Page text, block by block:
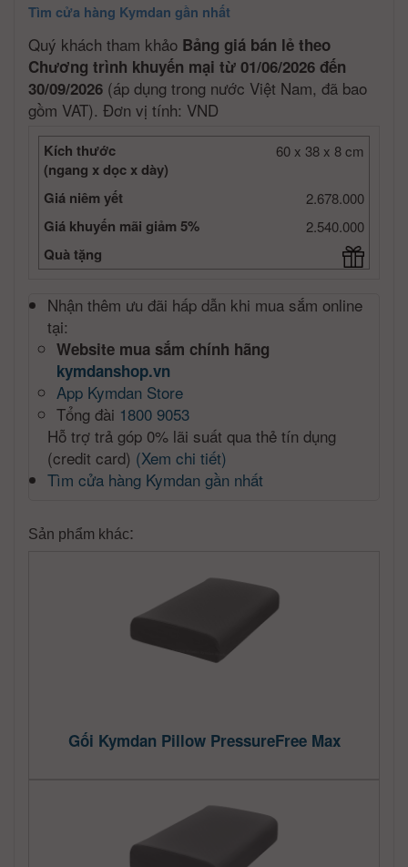
Tìm cửa hàng Kymdan gần nhất
Quý khách tham khảo Bảng giá bán lẻ theo
Chương trình khuyến mại từ 01/06/2026 đến
30/09/2026 (áp dụng trong nước Việt Nam, đã bao
gồm VAT). Đơn vị tính: VND
60 x 38 x 8 cm
Kích thước
(ngang x dọc x dày)
2.678.000
Giá niêm yết
2.540.000
Giá khuyến mãi giảm 5%
Quà tặng
Nhận thêm ưu đãi hấp dẫn khi mua sắm online
tại:
Website mua sắm chính hãng
kymdanshop.vn
App Kymdan Store
Tổng đài 1800 9053
Hỗ trợ trả góp 0% lãi suất qua thẻ tín dụng
(credit card) (Xem chi tiết)
Tìm cửa hàng Kymdan gần nhất
Sản phẩm khác:
Gối Kymdan Pillow PressureFree Max